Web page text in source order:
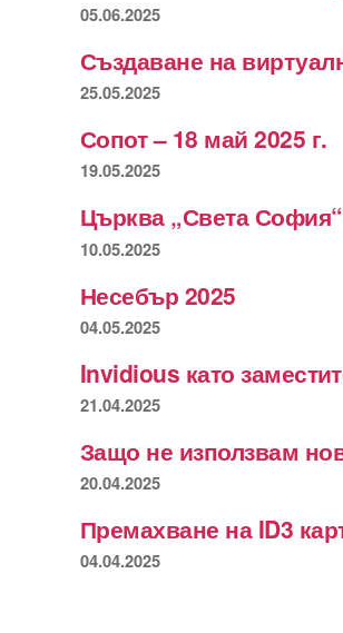
05.06.2025
Създаване на
25.05.2025
Сопот – 18 май 2025 г.
19.05.2025
Църква „Света
10.05.2025
Несебър 2025
04.05.2025
Invidious като
21.04.2025
Защо не използвам
20.04.2025
Премахване на ID3
04.04.2025